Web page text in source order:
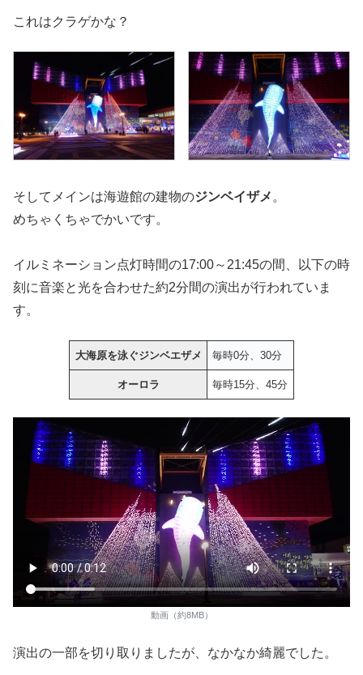
これはクラゲかな？
そしてメインは海遊館の建物のジンベイザメ。
めちゃくちゃでかいです。
イルミネーション点灯時間の17:00～21:45の間、以下の時
刻に音楽と光を合わせた約2分間の演出が行われていま
す。
大海原を泳ぐジンベエザメ 毎時0分、30分
オーロラ 毎時15分、45分
動画（約8MB）
演出の一部を切り取りましたが、なかなか綺麗でした。